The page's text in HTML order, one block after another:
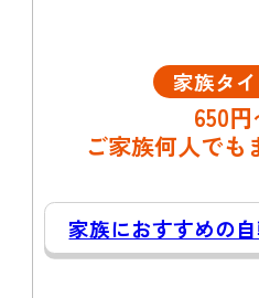
家族タ
650
ご家族何人でも
家族におすすめの